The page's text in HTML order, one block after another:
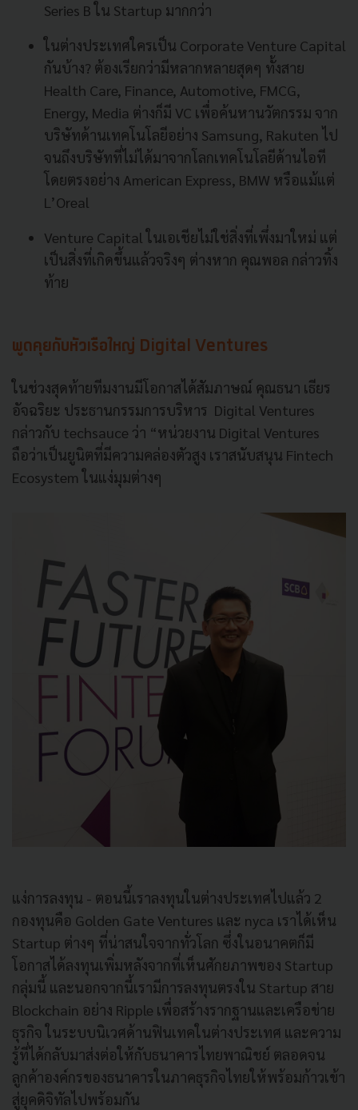
Series B ใน Startup มากกว่า
ในต่างประเทศใครเป็น Corporate Venture Capital
กันบ้าง? ต้องเรียกว่ามีหลากหลายสุดๆ ทั้งสาย
Health Care, Finance, Automotive, FMCG,
Energy, Media ต่างก็มี VC เพื่อค้นหานวัตกรรม จาก
บริษัทด้านเทคโนโลยีอย่าง Samsung, Rakuten ไป
จนถึงบริษัทที่ไม่ได้มาจากโลกเทคโนโลยีด้านไอที
โดยตรงอย่าง American Express, BMW หรือแม้แต่
L’Oreal
Venture Capital ในเอเชียไม่ใช่สิ่งที่เพึ่งมาใหม่ แต่
เป็นสิ่งที่เกิดขึ้นแล้วจริงๆ ต่างหาก คุณพอล กล่าวทิ้ง
ท้าย
พูดคุยกับหัวเรือใหญ่ Digital Ventures
ในช่วงสุดท้ายทีมงานมีโอกาสได้สัมภาษณ์ คุณธนา เธียร
อัจฉริยะ ประธานกรรมการบริหาร Digital Ventures
กล่าวกับ techsauce ว่า “หน่วยงาน Digital Ventures
ถือว่าเป็นยูนิตที่มีความคล่องตัวสูง เราสนับสนุน Fintech
Ecosystem ในแง่มุมต่างๆ
แง่การลงทุน - ตอนนี้เราลงทุนในต่างประเทศไปแล้ว 2
กองทุนคือ Golden Gate Ventures และ nyca เราได้เห็น
Startup ต่างๆ ที่น่าสนใจจากทั่วโลก ซึ่งในอนาคตก็มี
โอกาสได้ลงทุนเพิ่มหลังจากที่เห็นศักยภาพของ Startup
กลุ่มนี้ และนอกจากนี้เรามีการลงทุนตรงใน Startup สาย
Blockchain อย่าง Ripple เพื่อสร้างรากฐานและเครือข่าย
ธุรกิจในระบบนิเวศด้านฟินเทคในต่างประเทศ และความ
รู้ที่ได้กลับมาส่งต่อให้กับธนาคารไทยพาณิชย์ ตลอดจน
ลูกค้าองค์กรของธนาคารในภาคธุรกิจไทยให้พร้อมก้าวเข้า
สู่ยุคดิจิทัลไปพร้อมกัน